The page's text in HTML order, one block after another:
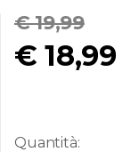
€ 19,99
€18,99
Quantità: